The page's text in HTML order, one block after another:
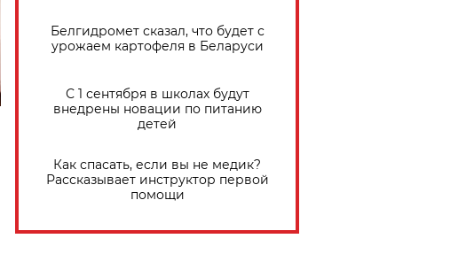
Белгидромет сказал, что будет с
урожаем картофеля в Беларуси
С 1 сентября в школах будут
внедрены новации по питанию
детей
Как спасать, если вы не медик?
Рассказывает инструктор первой
помощи